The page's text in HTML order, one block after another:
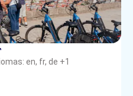
en, fr, de +1